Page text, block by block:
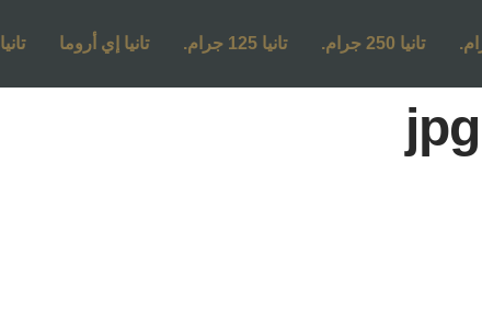
تانيا 250 جرام. تانيا 125 جرام. تانيا إي أروما تانيا 500 جرام.